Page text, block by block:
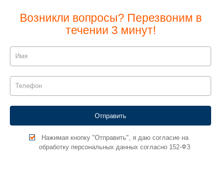
Возникли вопросы? Перезвоним в
течении 3 минут!
Нажимая кнопку "Отправить", я даю согласие на
обработку персональных данных согласно 152-ФЗ